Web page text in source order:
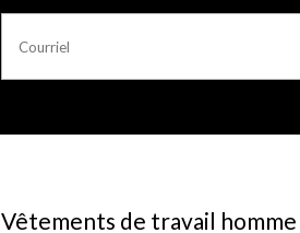
Vêtements de travail homme